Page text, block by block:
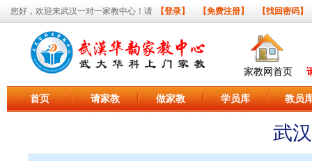
您好，欢迎来武汉一对一家教中心！请 【登录】 【免费注册】 【找回密码】
家教网首页
首页 请家教 做家教 学员库 教员
武